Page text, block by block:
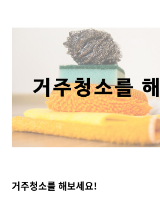
거주청소를 해보세요!